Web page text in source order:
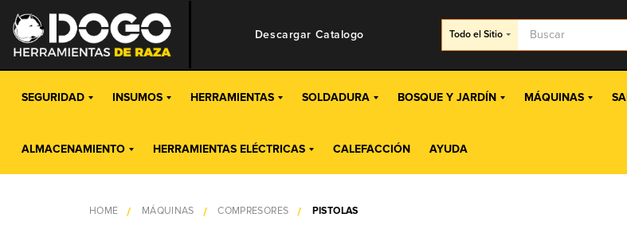
Descargar Catalogo Todo el Sitio
SEGURIDAD INSUMOS HERRAMIENTAS SOLDADURA BOSQUE Y JARDÍN MÁQUINAS
ALMACENAMIENTO HERRAMIENTAS ELÉCTRICAS CALEFACCIÓN AYUDA
HOME MÁQUINAS COMPRESORES PISTOLAS